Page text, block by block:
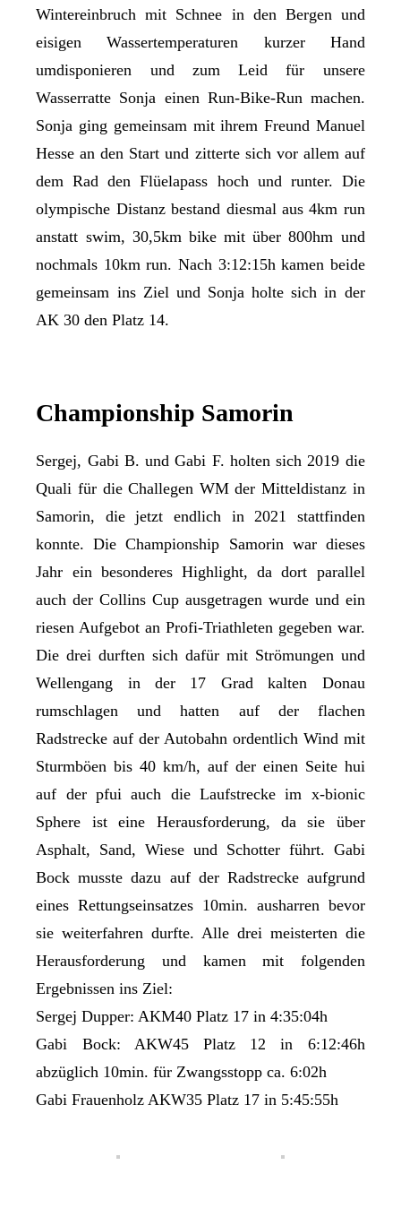
Wintereinbruch mit Schnee in den Bergen und
eisigen Wassertemperaturen kurzer Hand
umdisponieren und zum Leid für unsere
Wasserratte Sonja einen Run-Bike-Run machen.
Sonja ging gemeinsam mit ihrem Freund Manuel
Hesse an den Start und zitterte sich vor allem auf
dem Rad den Flüelapass hoch und runter. Die
olympische Distanz bestand diesmal aus 4km run
anstatt swim, 30,5km bike mit über 800hm und
nochmals 10km run. Nach 3:12:15h kamen beide
gemeinsam ins Ziel und Sonja holte sich in der
AK 30 den Platz 14.
Championship Samorin
Sergej, Gabi B. und Gabi F. holten sich 2019 die
Quali für die Challegen WM der Mitteldistanz in
Samorin, die jetzt endlich in 2021 stattfinden
konnte. Die Championship Samorin war dieses
Jahr ein besonderes Highlight, da dort parallel
auch der Collins Cup ausgetragen wurde und ein
riesen Aufgebot an Profi-Triathleten gegeben war.
Die drei durften sich dafür mit Strömungen und
Wellengang in der 17 Grad kalten Donau
rumschlagen und hatten auf der flachen
Radstrecke auf der Autobahn ordentlich Wind mit
Sturmböen bis 40 km/h, auf der einen Seite hui
auf der pfui auch die Laufstrecke im x-bionic
Sphere ist eine Herausforderung, da sie über
Asphalt, Sand, Wiese und Schotter führt. Gabi
Bock musste dazu auf der Radstrecke aufgrund
eines Rettungseinsatzes 10min. ausharren bevor
sie weiterfahren durfte. Alle drei meisterten die
Herausforderung und kamen mit folgenden
Ergebnissen ins Ziel:
Sergej Dupper: AKM40 Platz 17 in 4:35:04h
Gabi Bock: AKW45 Platz 12 in 6:12:46h
abzüglich 10min. für Zwangsstopp ca. 6:02h
Gabi Frauenholz AKW35 Platz 17 in 5:45:55h